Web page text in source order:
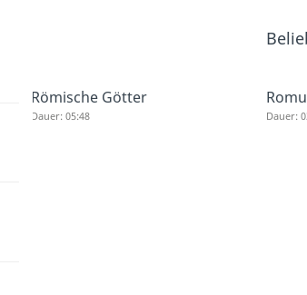
Römische Götter
Dauer: 05:48 Dauer: